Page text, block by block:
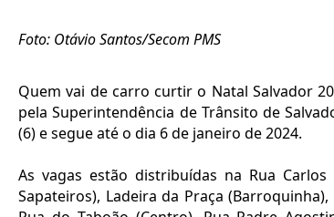
Foto: Otávio Santos/Secom PMS
Quem vai de carro curtir o Natal Salvador
pela Superintendência de Trânsito de
(6) e segue até o dia 6 de janeiro de 2024.
As vagas estão distribuídas na Rua
Sapateiros), Ladeira da Praça